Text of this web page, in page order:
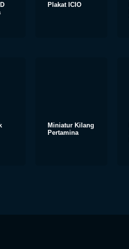
Plakat ICIO
Miniatur Kilang
Pertamina